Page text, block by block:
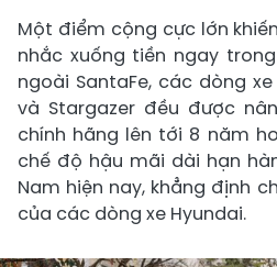
Một điểm cộng cực lớn
nhắc xuống tiền ngay
ngoài SantaFe, các dòng
và Stargazer đều được
chính hãng lên tới 8 năm
chế độ hậu mãi dài hạn
Nam hiện nay, khẳng định
của các dòng xe Hyundai.